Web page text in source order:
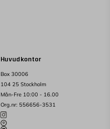
Huvudkontor
Box 30006
104 25 Stockholm
Mån-Fre 10:00 - 16.00
Org.nr: 556656-3531